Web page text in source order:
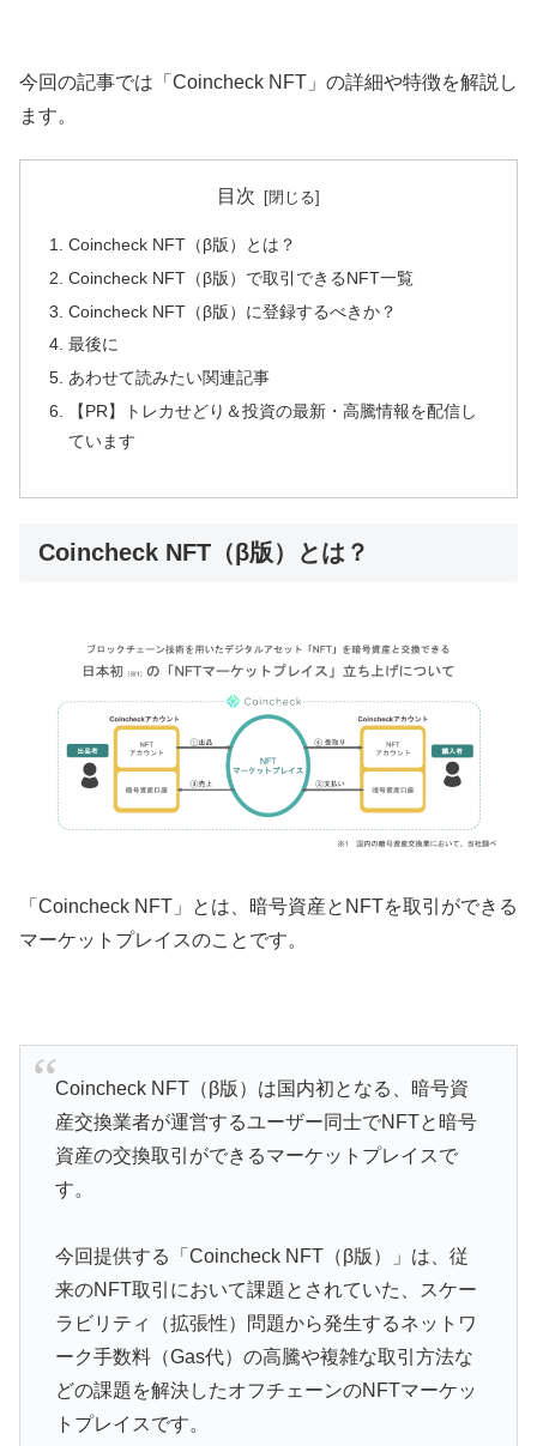
今回の記事では「Coincheck NFT」の詳細や特徴を解説し
ます。
目次
Coincheck NFT（β版）とは？
Coincheck NFT（β版）で取引できるNFT一覧
Coincheck NFT（β版）に登録するべきか？
最後に
あわせて読みたい関連記事
【PR】トレカせどり＆投資の最新・高騰情報を配信し
ています
Coincheck NFT（β版）とは？
「Coincheck NFT」とは、暗号資産とNFTを取引ができる
マーケットプレイスのことです。
Coincheck NFT（β版）は国内初となる、暗号資
産交換業者が運営するユーザー同士でNFTと暗号
資産の交換取引ができるマーケットプレイスで
す。
今回提供する「Coincheck NFT（β版）」は、従
来のNFT取引において課題とされていた、スケー
ラビリティ（拡張性）問題から発生するネットワ
ーク手数料（Gas代）の高騰や複雑な取引方法な
どの課題を解決したオフチェーンのNFTマーケッ
トプレイスです。